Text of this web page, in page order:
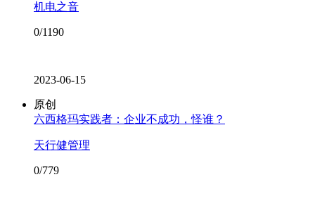
机电之音
0/1190
2023-06-15
原创
六西格玛实践者：企业不成功，怪谁？
天行健管理
0/779